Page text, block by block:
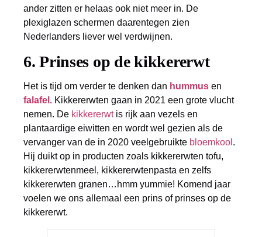
ander zitten er helaas ook niet meer in. De
plexiglazen schermen daarentegen zien
Nederlanders liever wel verdwijnen.
6. Prinses op de kikkererwt
Het is tijd om verder te denken dan hummus en
falafel. Kikkererwten gaan in 2021 een grote vlucht
nemen. De kikkererwtis rijk aan vezels en
plantaardige eiwitten en wordt wel gezien als de
vervanger van de in 2020 veelgebruikte bloemkool .
Hij duikt op in producten zoals kikkererwten tofu,
kikkererwtenmeel, kikkererwtenpasta en zelfs
kikkererwten granen…hmm yummie! Komend jaar
voelen we ons allemaal een prins of prinses op de
kikkererwt.